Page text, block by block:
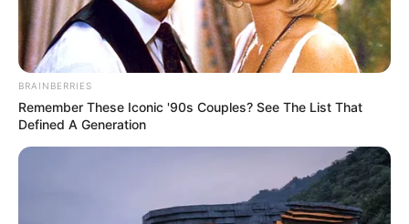
3 อันดับคนดวงดีที่สุดในปี 2020
BRAINBERRIES
Remember These Iconic '90s Couples? See The List That
Defined A Generation